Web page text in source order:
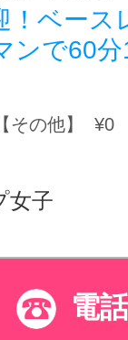
！ベー
ンで60
その他】 ¥0
女子
電